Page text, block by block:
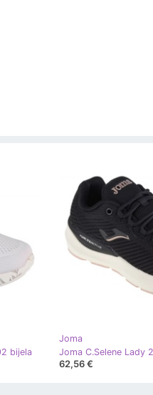
bijela
Joma
62,56 €